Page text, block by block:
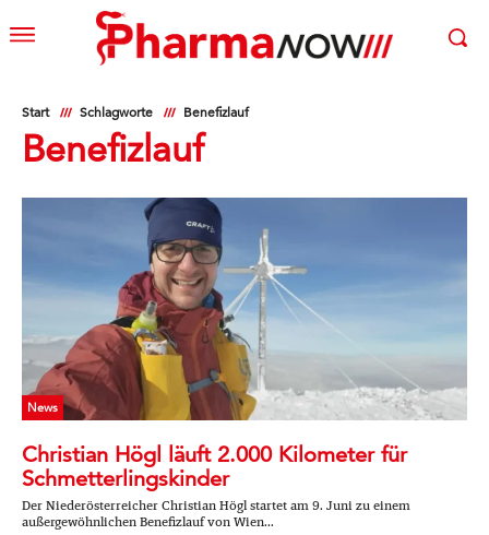
Start Schlagworte Benefizlauf
Benefizlauf
News
Christian Högl läuft 2.000 Kilometer für
Schmetterlingskinder
Der Niederösterreicher Christian Högl startet am 9. Juni zu einem
außergewöhnlichen Benefizlauf von Wien...